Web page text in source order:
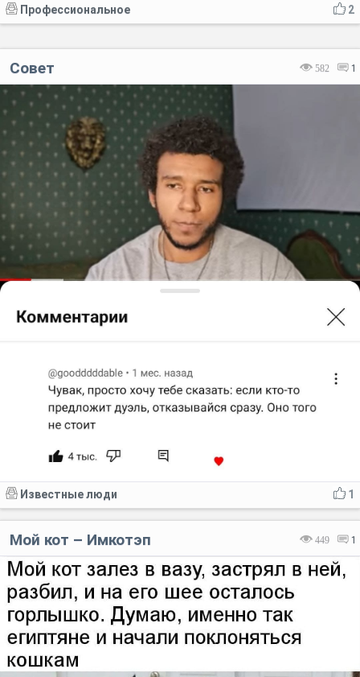
2
Профессиональное
582 1
Совет
1
Известные люди
449 1
Мой кот – Имкотэп